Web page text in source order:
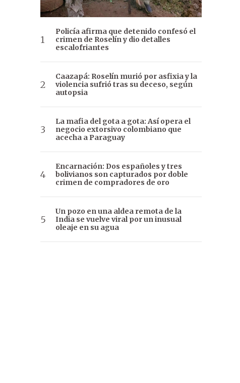
Policía afirma que detenido confesó el
crimen de Roselín y dio detalles
escalofriantes
Caazapá: Roselín murió por asfixia y la
violencia sufrió tras su deceso, según
autopsia
La mafia del gota a gota: Así opera el
negocio extorsivo colombiano que
acecha a Paraguay
Encarnación: Dos españoles y tres
bolivianos son capturados por doble
crimen de compradores de oro
Un pozo en una aldea remota de la
India se vuelve viral por un inusual
oleaje en su agua